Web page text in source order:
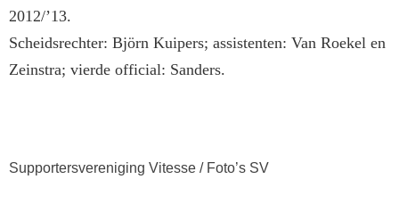
2012/’13.
Scheidsrechter: Björn Kuipers; assistenten: Van Roekel en
Zeinstra; vierde official: Sanders.
Supportersvereniging Vitesse / Foto’s SV